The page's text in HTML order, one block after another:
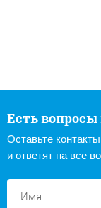
Есть вопросы
Оставьте
и ответят на все